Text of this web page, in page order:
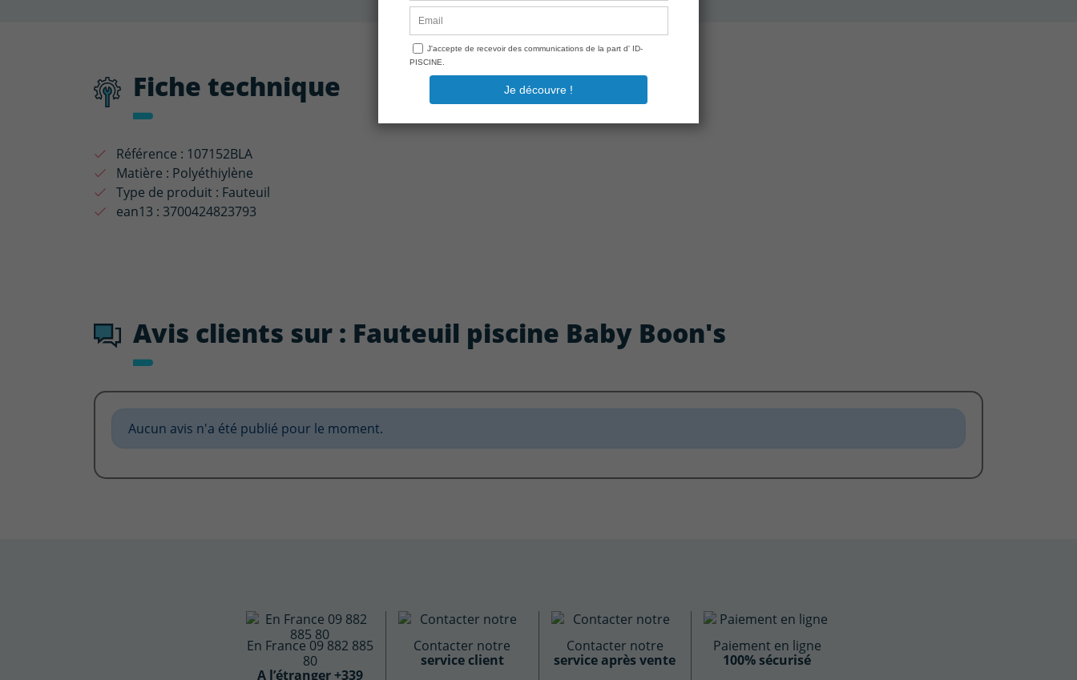
Fiche technique
Référence : 107152BLA
Matière : Polyéthiylène
Type de produit : Fauteuil
ean13 : 3700424823793
Avis clients sur : Fauteuil piscine Baby Boon's
Aucun avis n'a été publié pour le moment.
En France 09 882 885
80
A l’étranger +339
Contacter notre
service client
Contacter notre
service après vente
Paiement en ligne
100% sécurisé